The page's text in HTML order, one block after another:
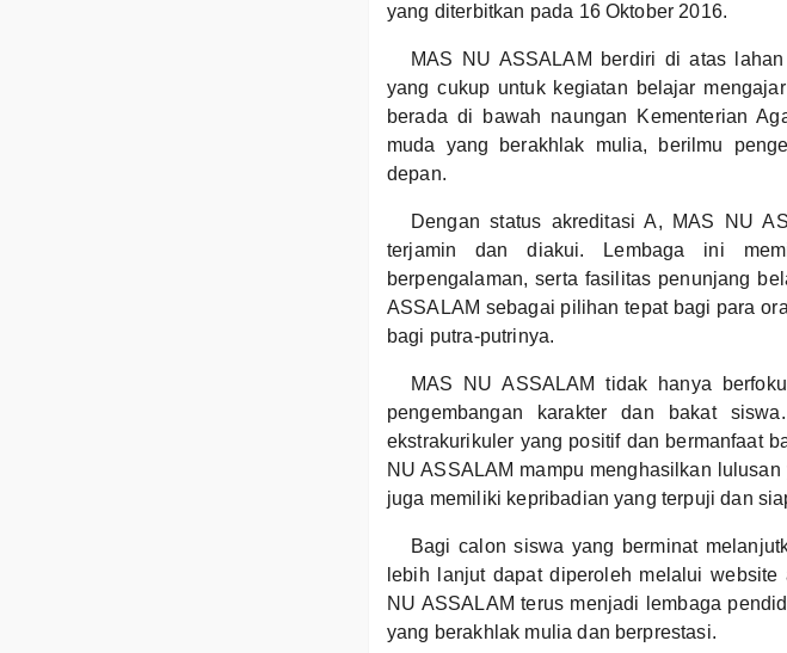
yang diterbitkan pada 16 Oktober 2016.
MAS NU ASSALAM berdiri di atas
yang cukup untuk kegiatan belajar
berada di bawah naungan Kementerian
muda yang berakhlak mulia, berilmu
depan.
Dengan status akreditasi A, MAS NU
terjamin dan diakui. Lembaga ini
berpengalaman, serta fasilitas penunjang
ASSALAM sebagai pilihan tepat bagi para
bagi putra-putrinya.
MAS NU ASSALAM tidak hanya
pengembangan karakter dan bakat
ekstrakurikuler yang positif dan bermanfaat
NU ASSALAM mampu menghasilkan
juga memiliki kepribadian yang terpuji dan
Bagi calon siswa yang berminat
lebih lanjut dapat diperoleh melalui
NU ASSALAM terus menjadi lembaga
yang berakhlak mulia dan berprestasi.